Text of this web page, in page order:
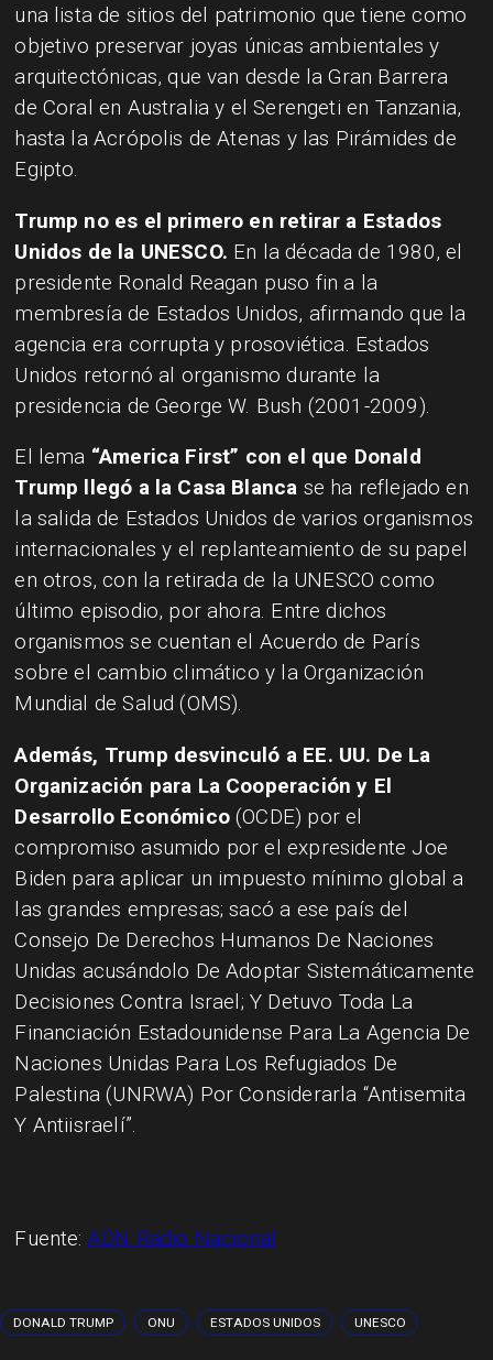
una lista de sitios del patrimonio que tiene como
objetivo preservar joyas únicas ambientales y
arquitectónicas, que van desde la Gran Barrera
de Coral en Australia y el Serengeti en Tanzania,
hasta la Acrópolis de Atenas y las Pirámides de
Egipto.
Trump no es el primero en retirar a Estados
Unidos de la UNESCO. En la década de 1980, el
presidente Ronald Reagan puso fin a la
membresía de Estados Unidos, afirmando que la
agencia era corrupta y prosoviética. Estados
Unidos retornó al organismo durante la
presidencia de George W. Bush (2001-2009).
El lema “America First” con el que Donald
Trump llegó a la Casa Blanca se ha reflejado en
la salida de Estados Unidos de varios organismos
internacionales y el replanteamiento de su papel
en otros, con la retirada de la UNESCO como
último episodio, por ahora. Entre dichos
organismos se cuentan el Acuerdo de París
sobre el cambio climático y la Organización
Mundial de Salud (OMS).
Además, Trump desvinculó a EE. UU. De La
Organización para La Cooperación y El
Desarrollo Económico(OCDE) por el
compromiso asumido por el expresidente Joe
Biden para aplicar un impuesto mínimo global a
las grandes empresas; sacó a ese país del
Consejo De Derechos Humanos De Naciones
Unidas acusándolo De Adoptar Sistemáticamente
Decisiones Contra Israel; Y Detuvo Toda La
Financiación Estadounidense Para La Agencia De
Naciones Unidas Para Los Refugiados De
Palestina (UNRWA) Por Considerarla “Antisemita
Y Antiisraelí”.
Fuente: ADN Radio Nacional
DONALD TRUMP ONU ESTADOS UNIDOS UNESCO